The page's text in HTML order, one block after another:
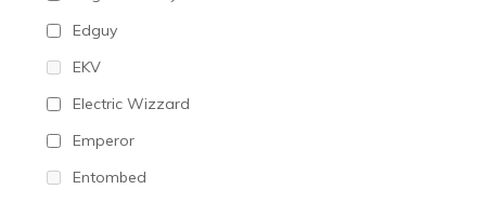
Edguy
EKV
Electric Wizzard
Emperor
Entombed